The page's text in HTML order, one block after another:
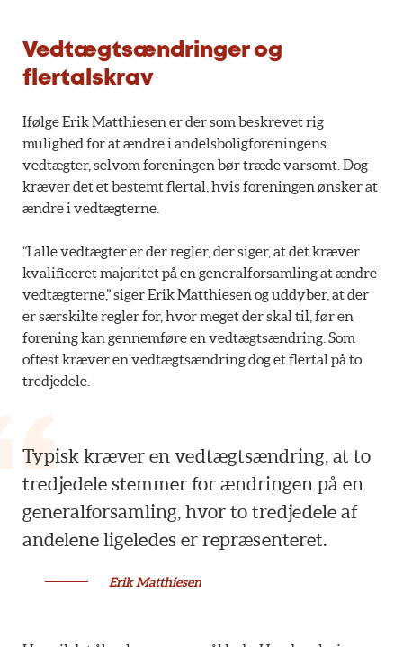
Vedtægtsændringer og
flertalskrav
Ifølge Erik Matthiesen er der som beskrevet rig
mulighed for at ændre i andelsboligforeningens
vedtægter, selvom foreningen bør træde varsomt. Dog
kræver det et bestemt flertal, hvis foreningen ønsker at
ændre i vedtægterne.
“I alle vedtægter er der regler, der siger, at det kræver
kvalificeret majoritet på en generalforsamling at ændre
vedtægterne,” siger Erik Matthiesen og uddyber, at der
er særskilte regler for, hvor meget der skal til, før en
forening kan gennemføre en vedtægtsændring. Som
oftest kræver en vedtægtsændring dog et flertal på to
tredjedele.
Typisk kræver en vedtægtsændring, at to
tredjedele stemmer for ændringen på en
generalforsamling, hvor to tredjedele af
andelene ligeledes er repræsenteret.
Erik Matthiesen